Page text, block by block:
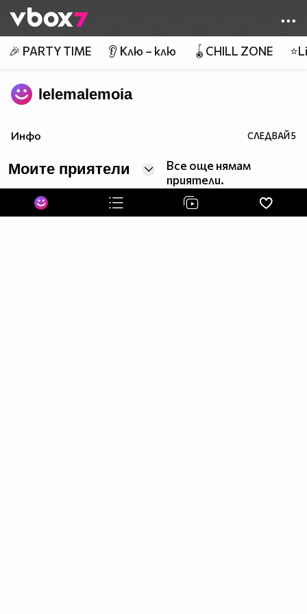
👾
🎉 PARTY TIME 👂 Клю – клю 🪀CHILL ZONE
lelemalemoia
Инфо СЛЕДВАЙ5
Моите приятели
Все още нямам
приятели.